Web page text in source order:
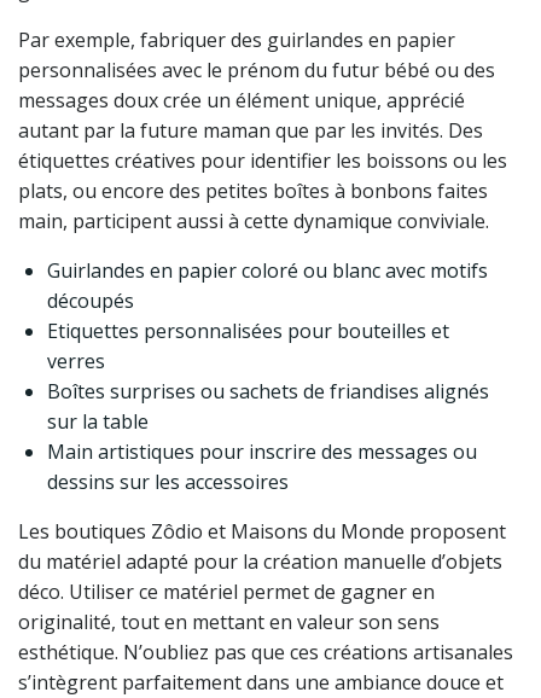
Par exemple, fabriquer des guirlandes en papier
personnalisées avec le prénom du futur bébé ou des
messages doux crée un élément unique, apprécié
autant par la future maman que par les invités. Des
étiquettes créatives pour identifier les boissons ou les
plats, ou encore des petites boîtes à bonbons faites
main, participent aussi à cette dynamique conviviale.
Guirlandes en papier coloré ou blanc avec motifs
découpés
Etiquettes personnalisées pour bouteilles et
verres
Boîtes surprises ou sachets de friandises alignés
sur la table
Main artistiques pour inscrire des messages ou
dessins sur les accessoires
Les boutiques Zôdio et Maisons du Monde proposent
du matériel adapté pour la création manuelle d’objets
déco. Utiliser ce matériel permet de gagner en
originalité, tout en mettant en valeur son sens
esthétique. N’oubliez pas que ces créations artisanales
s’intègrent parfaitement dans une ambiance douce et